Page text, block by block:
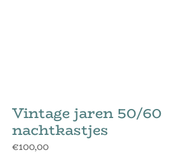
Vintage jaren 50/60
nachtkastjes
€100,00